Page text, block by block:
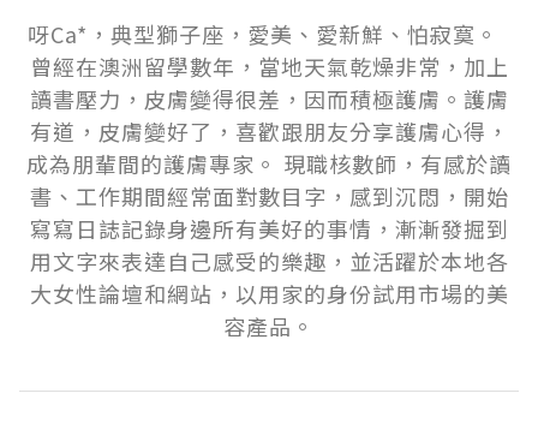
呀Ca*，典型獅子座，愛美、愛新鮮、怕寂寞。
曾經在澳洲留學數年，當地天氣乾燥非常，加上
讀書壓力，皮膚變得很差，因而積極護膚。護膚
有道，皮膚變好了，喜歡跟朋友分享護膚心得，
成為朋輩間的護膚專家。 現職核數師，有感於讀
書、工作期間經常面對數目字，感到沉悶，開始
寫寫日誌記錄身邊所有美好的事情，漸漸發掘到
用文字來表達自己感受的樂趣，並活躍於本地各
大女性論壇和網站，以用家的身份試用市場的美
容產品。